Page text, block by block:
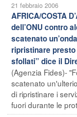
21 febbraio 2006
AFRICA/COSTA
dell’ONU contro
scatenato
ripristinare
sfollati” dice il
(Agenzia Fides)-
scatenato
di ripristinare i
fuori durante le